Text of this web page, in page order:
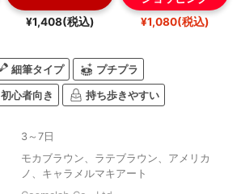
¥1,408(税込) ¥1,080(税込)
細筆タイプ プチプラ
初心者向き 持ち歩きやすい
3～7日
モカブラウン、ラテブラウン、アメリカ
ノ、キャラメルマキアート